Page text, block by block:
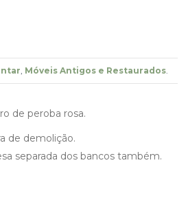
Móveis Antigos e Restaurados
de peroba rosa.
de demolição.
separada dos bancos também.